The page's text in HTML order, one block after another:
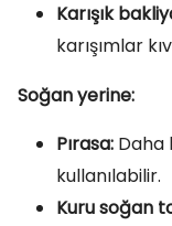
Karışık
karışımlar
Soğan yerine:
Pırasa: Daha
kullanılabilir.
Kuru soğan